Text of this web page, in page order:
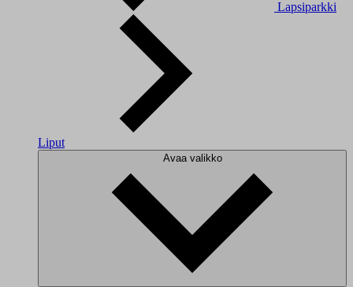
Lapsiparkki
Liput
Avaa valikko